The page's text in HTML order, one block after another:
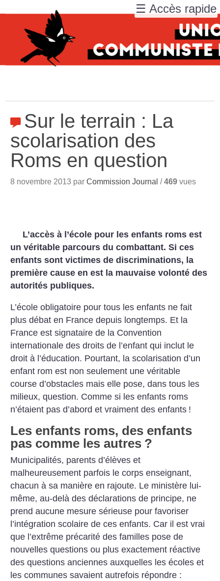
Sur le terrain : La
scolarisation des
Roms en question
8 novembre 2013 parCommission Journal /469 vues
L’accès à l’école pour les enfants roms est
un véritable parcours du combattant. Si ces
enfants sont victimes de discriminations, la
première cause en est la mauvaise volonté des
autorités publiques.
L’école obligatoire pour tous les enfants ne fait
plus débat en France depuis longtemps. Et la
France est signataire de la Convention
internationale des droits de l’enfant qui inclut le
droit à l’éducation. Pourtant, la scolarisation d’un
enfant rom est non seulement une véritable
course d’obstacles mais elle pose, dans tous les
milieux, question. Comme si les enfants roms
n’étaient pas d’abord et vraiment des enfants !
Les enfants roms, des enfants
pas comme les autres ?
Municipalités, parents d’élèves et
malheureusement parfois le corps enseignant,
chacun à sa manière en rajoute. Le ministère lui-
même, au-delà des déclarations de principe, ne
prend aucune mesure sérieuse pour favoriser
l’intégration scolaire de ces enfants. Car il est vrai
que l’extrême précarité des familles pose de
nouvelles questions ou plus exactement réactive
des questions anciennes auxquelles les écoles et
les communes savaient autrefois répondre :
☰ Accès rapide